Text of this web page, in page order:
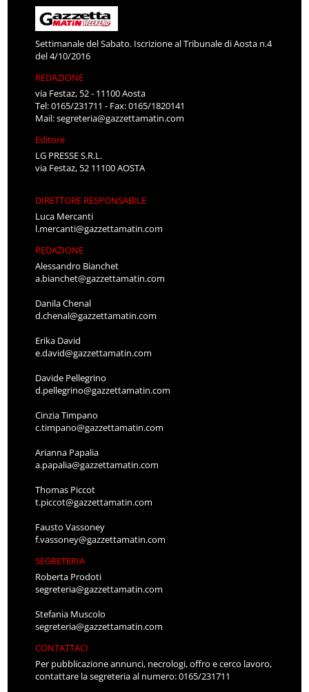
Settimanale del Sabato. Iscrizione al Tribunale di Aosta n.4
del 4/10/2016
REDAZIONE
via Festaz, 52 - 11100 Aosta
Tel: 0165/231711 - Fax: 0165/1820141
Mail:segreteria@gazzettamatin.com
Editore
LG PRESSE S.R.L.
via Festaz, 52 11100 AOSTA
DIRETTORE RESPONSABILE
Luca Mercanti
l.mercanti@gazzettamatin.com
REDAZIONE
Alessandro Bianchet
a.bianchet@gazzettamatin.com
Danila Chenal
d.chenal@gazzettamatin.com
Erika David
e.david@gazzettamatin.com
Davide Pellegrino
d.pellegrino@gazzettamatin.com
Cinzia Timpano
c.timpano@gazzettamatin.com
Arianna Papalia
a.papalia@gazzettamatin.com
Thomas Piccot
t.piccot@gazzettamatin.com
Fausto Vassoney
f.vassoney@gazzettamatin.com
SEGRETERIA
Roberta Prodoti
segreteria@gazzettamatin.com
Stefania Muscolo
segreteria@gazzettamatin.com
CONTATTACI
Per pubblicazione annunci, necrologi, offro e cerco lavoro,
contattare la segreteria al numero: 0165/231711